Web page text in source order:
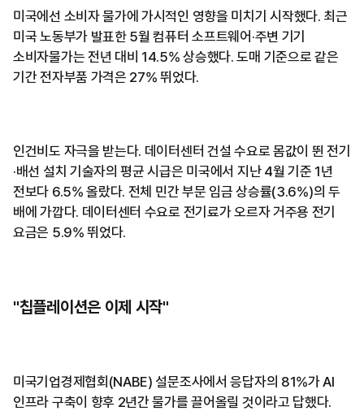
미국에선 소비자 물가에 가시적인 영향을 미치기 시작했다. 최근
미국 노동부가 발표한 5월 컴퓨터 소프트웨어·주변 기기
소비자물가는 전년 대비 14.5% 상승했다. 도매 기준으로 같은
기간 전자부품 가격은 27% 뛰었다.
인건비도 자극을 받는다. 데이터센터 건설 수요로 몸값이 뛴 전기
·배선 설치 기술자의 평균 시급은 미국에서 지난 4월 기준 1년
전보다 6.5% 올랐다. 전체 민간 부문 임금 상승률(3.6%)의 두
배에 가깝다. 데이터센터 수요로 전기료가 오르자 거주용 전기
요금은 5.9% 뛰었다.
"칩플레이션은 이제 시작"
미국기업경제협회(NABE) 설문조사에서 응답자의 81%가 AI
인프라 구축이 향후 2년간 물가를 끌어올릴 것이라고 답했다.